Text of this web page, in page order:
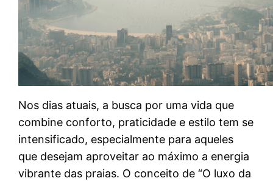
Nos dias atuais, a busca por uma vida que
combine conforto, praticidade e estilo tem se
intensificado, especialmente para aqueles
que desejam aproveitar ao máximo a energia
vibrante das praias. O conceito de “O luxo da